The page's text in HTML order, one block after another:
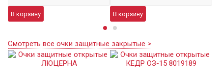
В корзину В корзину
Смотреть все очки защитные закрытые >